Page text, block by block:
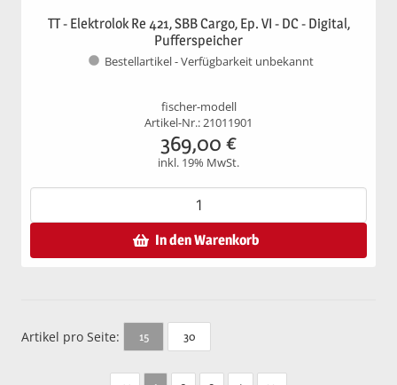
TT - Elektrolok Re 421, SBB Cargo, Ep. VI - DC - Digital,
Pufferspeicher
Bestellartikel - Verfügbarkeit unbekannt
fischer-modell
Artikel-Nr.: 21011901
369,00 €
inkl. 19% MwSt.
In den Warenkorb
Artikel pro Seite: 15 30